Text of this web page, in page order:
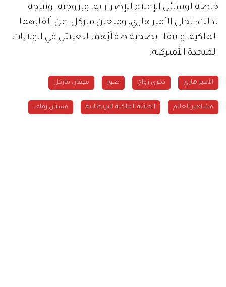
خاصة لوسائل الإعلام للإضرار به، وبزوجته. ونتيجة
لذلك؛ تخلى الأمير هاري، وميغان ماركل، عن ألقابهما
الملكية، وانتقلا بصحبة طفلَيْهما للعيش في الولايات
المتحدة الأميركية.
الأمير هاري ذكرى زواج صور ميغان ماركل
مشاهير العالم العائلة الملكية البريطانية فستان زفاف